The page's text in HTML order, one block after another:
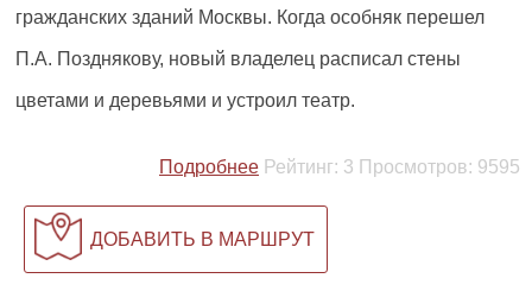
гражданских зданий Москвы. Когда особняк перешел
П.А. Позднякову, новый владелец расписал стены
цветами и деревьями и устроил театр.
Подробнее Рейтинг: 3 Просмотров: 9595
ДОБАВИТЬ В МАРШРУТ